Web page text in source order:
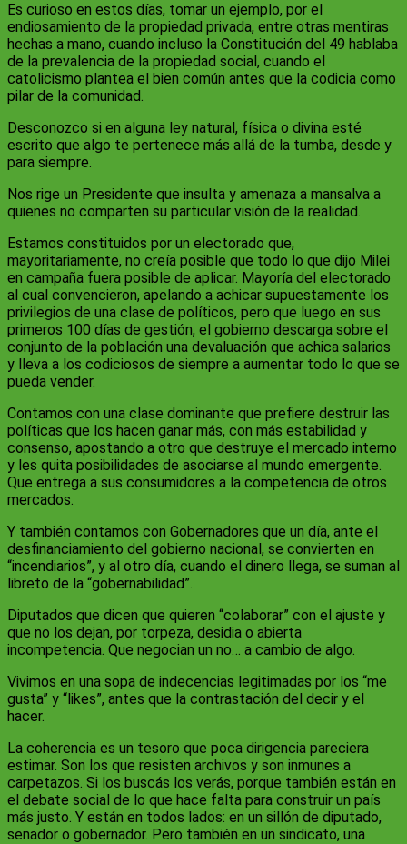
Es curioso en estos días, tomar un ejemplo, por el
endiosamiento de la propiedad privada, entre otras mentiras
hechas a mano, cuando incluso la Constitución del 49 hablaba
de la prevalencia de la propiedad social, cuando el
catolicismo plantea el bien común antes que la codicia como
pilar de la comunidad.
Desconozco si en alguna ley natural, física o divina esté
escrito que algo te pertenece más allá de la tumba, desde y
para siempre.
Nos rige un Presidente que insulta y amenaza a mansalva a
quienes no comparten su particular visión de la realidad.
Estamos constituidos por un electorado que,
mayoritariamente, no creía posible que todo lo que dijo Milei
en campaña fuera posible de aplicar. Mayoría del electorado
al cual convencieron, apelando a achicar supuestamente los
privilegios de una clase de políticos, pero que luego en sus
primeros 100 días de gestión, el gobierno descarga sobre el
conjunto de la población una devaluación que achica salarios
y lleva a los codiciosos de siempre a aumentar todo lo que se
pueda vender.
Contamos con una clase dominante que prefiere destruir las
políticas que los hacen ganar más, con más estabilidad y
consenso, apostando a otro que destruye el mercado interno
y les quita posibilidades de asociarse al mundo emergente.
Que entrega a sus consumidores a la competencia de otros
mercados.
Y también contamos con Gobernadores que un día, ante el
desfinanciamiento del gobierno nacional, se convierten en
“incendiarios”, y al otro día, cuando el dinero llega, se suman al
libreto de la “gobernabilidad”.
Diputados que dicen que quieren “colaborar” con el ajuste y
que no los dejan, por torpeza, desidia o abierta
incompetencia. Que negocian un no… a cambio de algo.
Vivimos en una sopa de indecencias legitimadas por los “me
gusta” y “likes”, antes que la contrastación del decir y el
hacer.
La coherencia es un tesoro que poca dirigencia pareciera
estimar. Son los que resisten archivos y son inmunes a
carpetazos. Si los buscás los verás, porque también están en
el debate social de lo que hace falta para construir un país
más justo. Y están en todos lados: en un sillón de diputado,
senador o gobernador. Pero también en un sindicato, una